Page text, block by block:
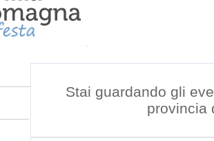
Stai guardando gli
provincia